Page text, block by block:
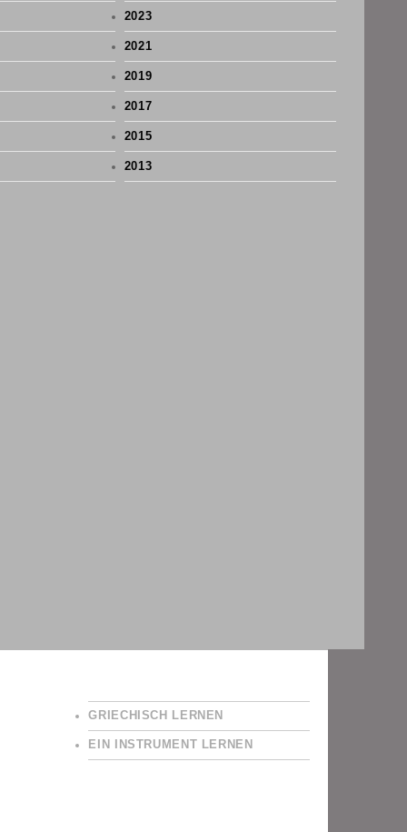
2023
2021
2019
2017
2015
2013
GRIECHISCH LERNEN
EIN INSTRUMENT LERNEN